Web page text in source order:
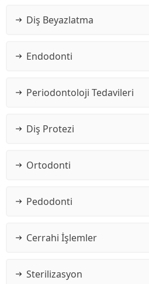
Diş Beyazlatma
Endodonti
Periodontoloji Tedavileri
Diş Protezi
Ortodonti
Pedodonti
Cerrahi İşlemler
Sterilizasyon